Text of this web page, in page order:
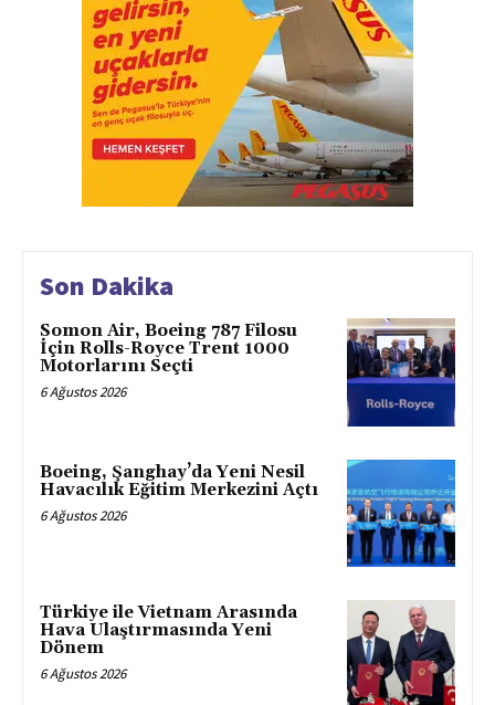
Son Dakika
Somon Air, Boeing 787 Filosu
İçin Rolls-Royce Trent 1000
Motorlarını Seçti
6 Ağustos 2026
Boeing, Şanghay’da Yeni Nesil
Havacılık Eğitim Merkezini Açtı
6 Ağustos 2026
Türkiye ile Vietnam Arasında
Hava Ulaştırmasında Yeni
Dönem
6 Ağustos 2026